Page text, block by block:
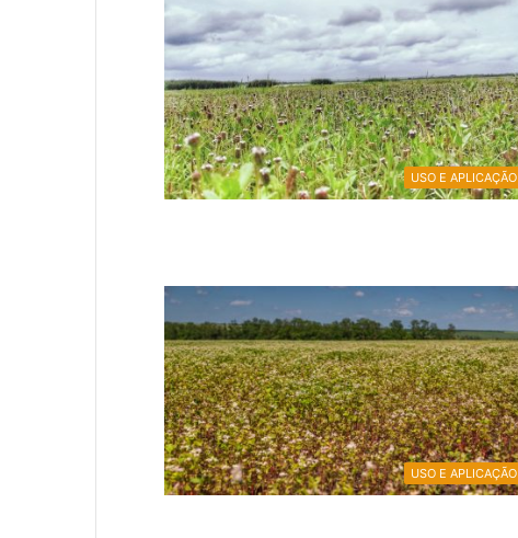
USO E APLICAÇÃO
USO E APLICAÇÃO